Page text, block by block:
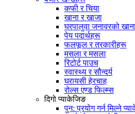
कफी र चिया
खाना र खाजा
घरपालुवा जनावरको
पेय पदार्थहरू
फलफूल र तरकारीहरू
मसला र मसला
रिटोर्ट पाउच
स्वास्थ्य र सौन्दर्य
घरायसी हेरचाह
रोल्स एण्ड फिल्म्स
दिगो प्याकेजिङ
पुन: प्रयोग गर्न मिल्ने